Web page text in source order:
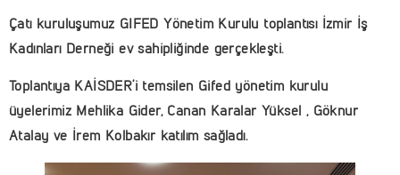
Çatı kuruluşumuz GIFED Yönetim Kurulu toplantısı İzmir İş
Kadınları Derneği ev sahipliğinde gerçekleşti.
Toplantıya KAİSDER’i temsilen Gifed yönetim kurulu
üyelerimiz Mehlika Gider, Canan Karalar Yüksel , Göknur
Atalay ve İrem Kolbakır katılım sağladı.